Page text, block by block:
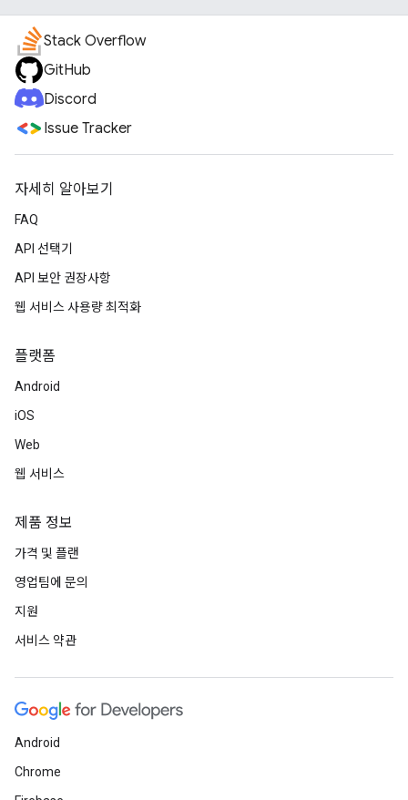
Stack Overflow
GitHub
Discord
Issue Tracker
자세히 알아보기
FAQ
API 선택기
API 보안 권장사항
웹 서비스 사용량 최적화
플랫폼
Android
iOS
Web
웹 서비스
제품 정보
가격 및 플랜
영업팀에 문의
지원
서비스 약관
Android
Chrome